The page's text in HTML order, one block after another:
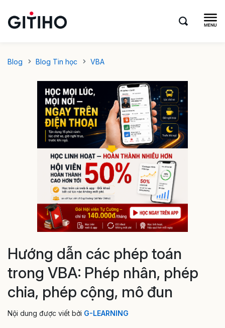
Blog Blog Tin học VBA
Hướng dẫn các phép toán
trong VBA: Phép nhân, phép
chia, phép cộng, mô đun
Nội dung được viết bởi G-LEARNING